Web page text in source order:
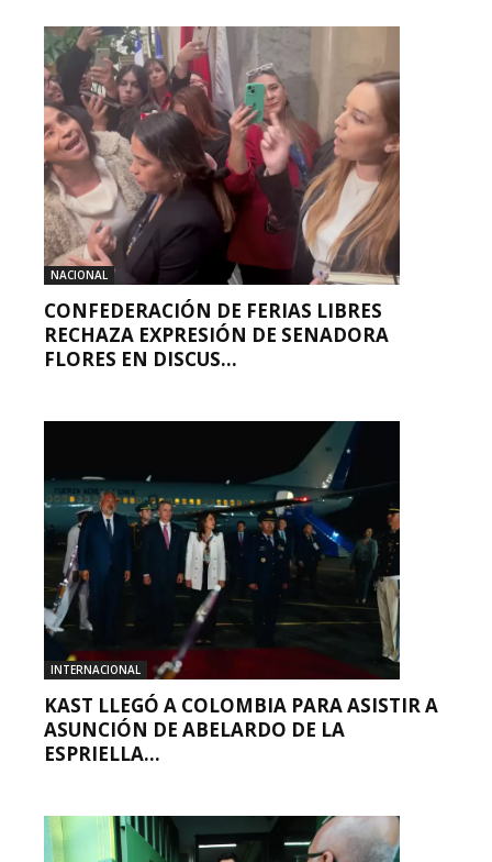
NACIONAL
CONFEDERACIÓN DE FERIAS LIBRES
RECHAZA EXPRESIÓN DE SENADORA
FLORES EN DISCUS...
INTERNACIONAL
KAST LLEGÓ A COLOMBIA PARA ASISTIR A
ASUNCIÓN DE ABELARDO DE LA
ESPRIELLA...